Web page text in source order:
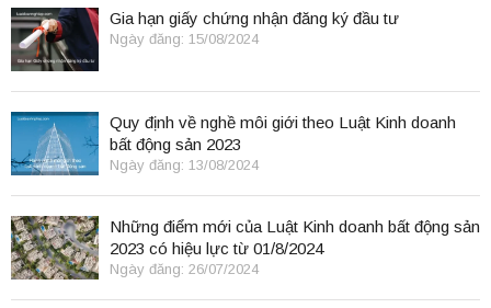
Gia hạn giấy chứng nhận đăng ký đầu tư
Ngày đăng: 15/08/2024
Quy định về nghề môi giới theo Luật Kinh doanh
bất động sản 2023
Ngày đăng: 13/08/2024
Những điểm mới của Luật Kinh doanh bất động sản
2023 có hiệu lực từ 01/8/2024
Ngày đăng: 26/07/2024